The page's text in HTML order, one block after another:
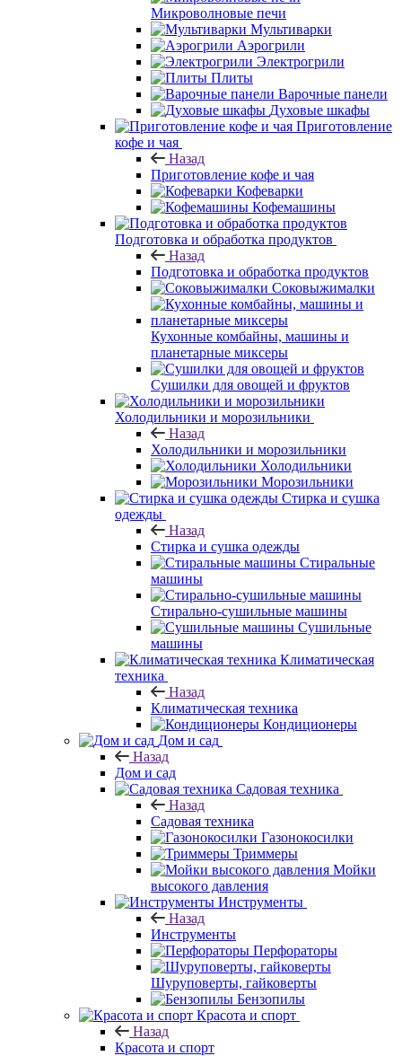
Микроволновые печи
Мультиварки
Аэрогрили
Электрогрили
Плиты
Варочные панели
Духовые шкафы
Приготовление
кофе и чая
Назад
Приготовление кофе и чая
Кофеварки
Кофемашины
Подготовка и обработка продуктов
Назад
Подготовка и обработка продуктов
Соковыжималки
Кухонные комбайны, машины и
планетарные миксеры
Сушилки для овощей и фруктов
Холодильники и морозильники
Назад
Холодильники и морозильники
Холодильники
Морозильники
Стирка и сушка
одежды
Назад
Стирка и сушка одежды
Стиральные
машины
Стирально-сушильные машины
Сушильные
машины
Климатическая
техника
Назад
Климатическая техника
Кондиционеры
Дом и сад
Назад
Дом и сад
Садовая техника
Назад
Садовая техника
Газонокосилки
Триммеры
Мойки
высокого давления
Инструменты
Назад
Инструменты
Перфораторы
Шуруповерты, гайковерты
Бензопилы
Красота и спорт
Назад
Красота и спорт